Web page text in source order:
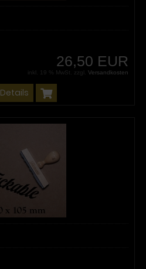
26,50 EUR
inkl. 19 % MwSt. zzgl. Versandkosten
Details